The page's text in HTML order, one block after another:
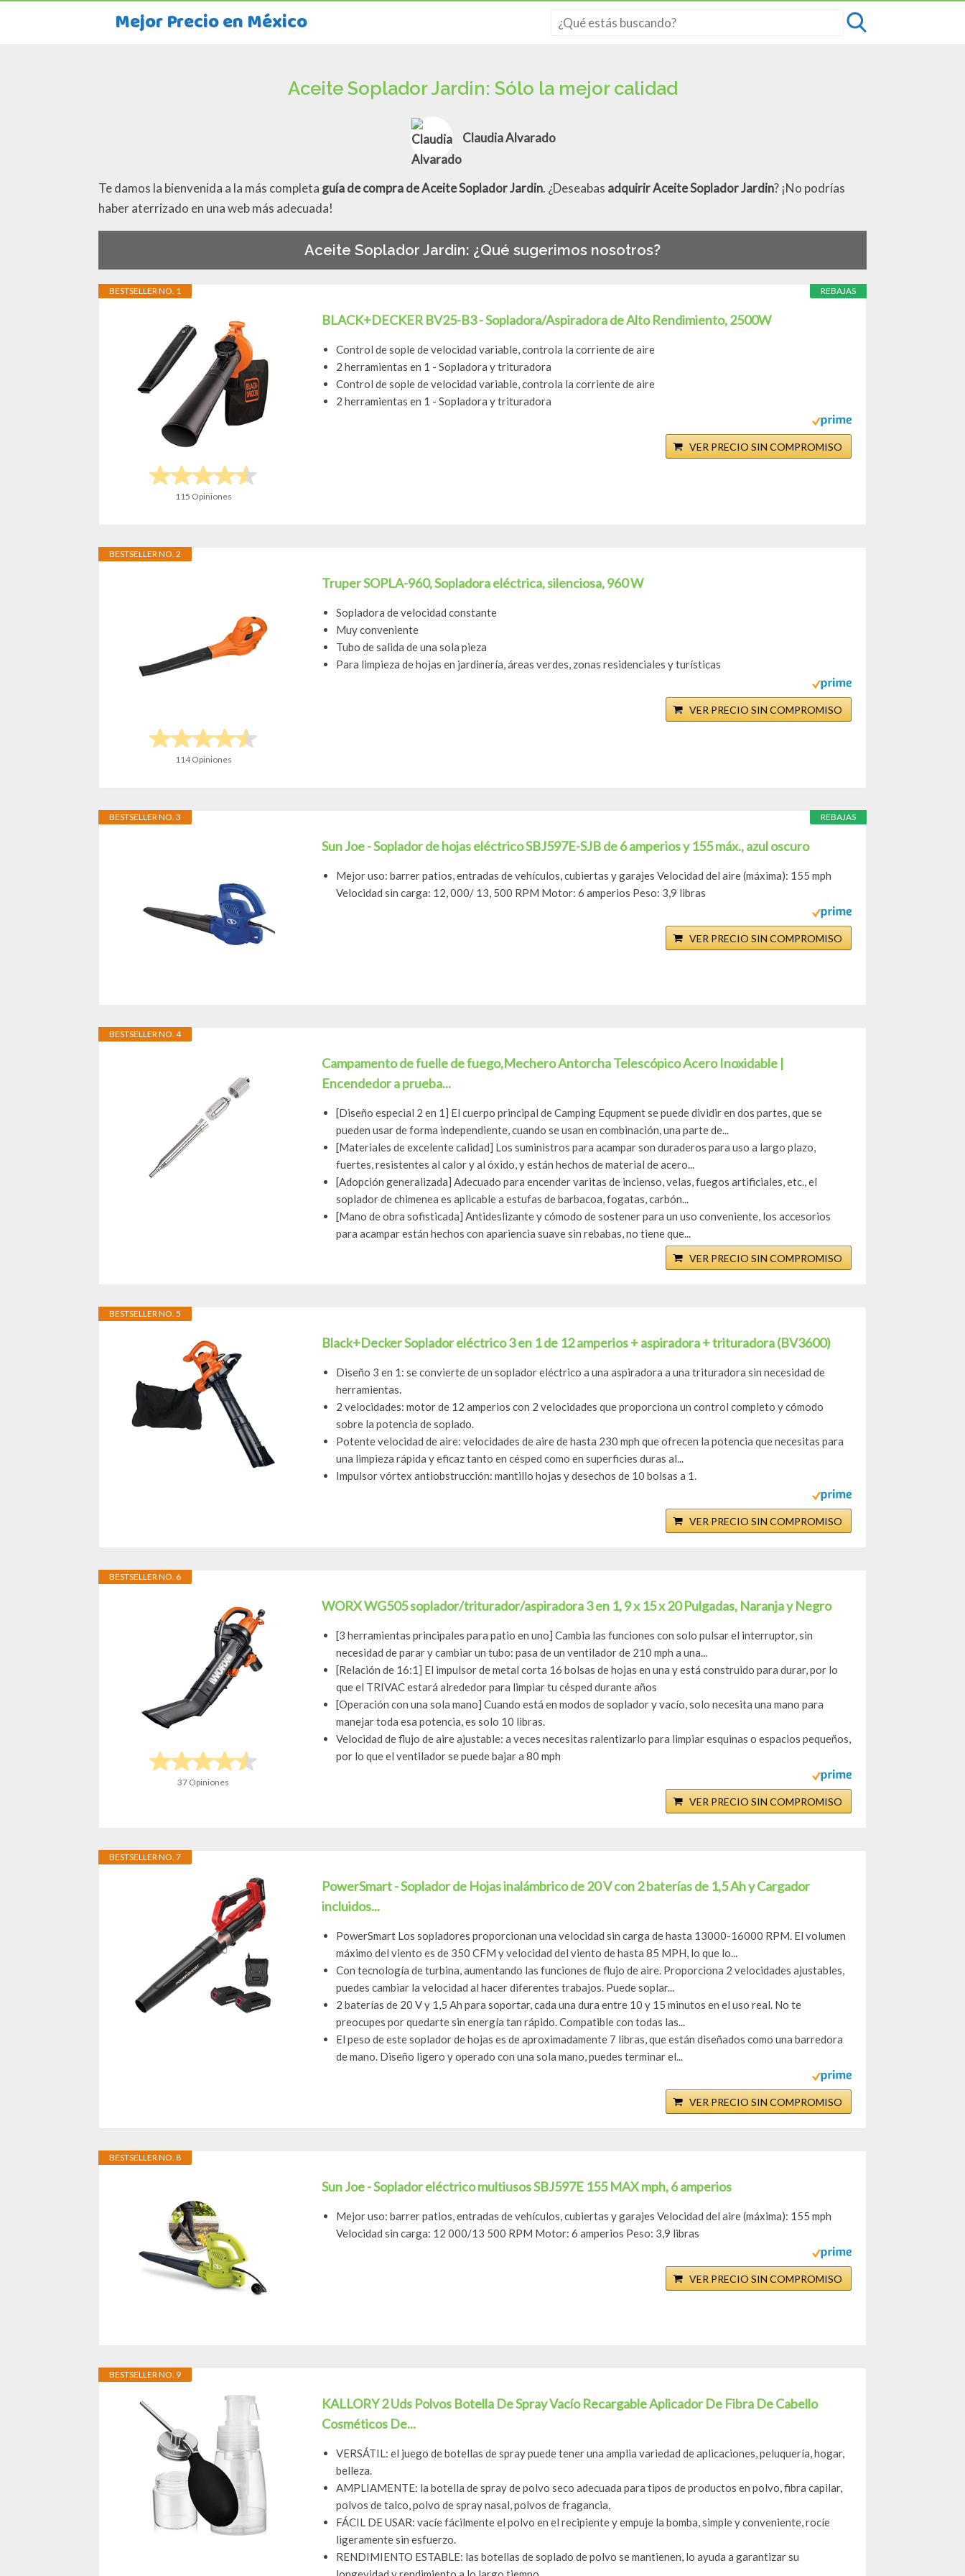
Mejor Precio en México
Aceite Soplador Jardin: Sólo la mejor calidad
Claudia Alvarado
Te damos la bienvenida a la más completa guía de compra de Aceite Soplador Jardin. ¿Deseabas adquirir Aceite Soplador Jardin? ¡No podrías
haber aterrizado en una web más adecuada!
Aceite Soplador Jardin: ¿Qué sugerimos nosotros?
REBAJAS
BESTSELLER NO. 1
115 Opiniones
BLACK+DECKER BV25-B3 - Sopladora/Aspiradora de Alto Rendimiento, 2500W
Control de sople de velocidad variable, controla la corriente de aire
2 herramientas en 1 - Sopladora y trituradora
Control de sople de velocidad variable, controla la corriente de aire
2 herramientas en 1 - Sopladora y trituradora
VER PRECIO SIN COMPROMISO
BESTSELLER NO. 2
114 Opiniones
Truper SOPLA-960, Sopladora eléctrica, silenciosa, 960 W
Sopladora de velocidad constante
Muy conveniente
Tubo de salida de una sola pieza
Para limpieza de hojas en jardinería, áreas verdes, zonas residenciales y turísticas
VER PRECIO SIN COMPROMISO
REBAJAS
BESTSELLER NO. 3
Sun Joe - Soplador de hojas eléctrico SBJ597E-SJB de 6 amperios y 155 máx., azul oscuro
Mejor uso: barrer patios, entradas de vehículos, cubiertas y garajes Velocidad del aire (máxima): 155 mph
Velocidad sin carga: 12, 000/ 13, 500 RPM Motor: 6 amperios Peso: 3,9 libras
VER PRECIO SIN COMPROMISO
BESTSELLER NO. 4
Campamento de fuelle de fuego,Mechero Antorcha Telescópico Acero Inoxidable |
Encendedor a prueba...
[Diseño especial 2 en 1] El cuerpo principal de Camping Equpment se puede dividir en dos partes, que se
pueden usar de forma independiente, cuando se usan en combinación, una parte de...
[Materiales de excelente calidad] Los suministros para acampar son duraderos para uso a largo plazo,
fuertes, resistentes al calor y al óxido, y están hechos de material de acero...
[Adopción generalizada] Adecuado para encender varitas de incienso, velas, fuegos artificiales, etc., el
soplador de chimenea es aplicable a estufas de barbacoa, fogatas, carbón...
[Mano de obra sofisticada] Antideslizante y cómodo de sostener para un uso conveniente, los accesorios
para acampar están hechos con apariencia suave sin rebabas, no tiene que...
VER PRECIO SIN COMPROMISO
BESTSELLER NO. 5
Black+Decker Soplador eléctrico 3 en 1 de 12 amperios + aspiradora + trituradora (BV3600)
Diseño 3 en 1: se convierte de un soplador eléctrico a una aspiradora a una trituradora sin necesidad de
herramientas.
2 velocidades: motor de 12 amperios con 2 velocidades que proporciona un control completo y cómodo
sobre la potencia de soplado.
Potente velocidad de aire: velocidades de aire de hasta 230 mph que ofrecen la potencia que necesitas para
una limpieza rápida y eficaz tanto en césped como en superficies duras al...
Impulsor vórtex antiobstrucción: mantillo hojas y desechos de 10 bolsas a 1.
VER PRECIO SIN COMPROMISO
BESTSELLER NO. 6
37 Opiniones
WORX WG505 soplador/triturador/aspiradora 3 en 1, 9 x 15 x 20 Pulgadas, Naranja y Negro
[3 herramientas principales para patio en uno] Cambia las funciones con solo pulsar el interruptor, sin
necesidad de parar y cambiar un tubo: pasa de un ventilador de 210 mph a una...
[Relación de 16:1] El impulsor de metal corta 16 bolsas de hojas en una y está construido para durar, por lo
que el TRIVAC estará alrededor para limpiar tu césped durante años
[Operación con una sola mano] Cuando está en modos de soplador y vacío, solo necesita una mano para
manejar toda esa potencia, es solo 10 libras.
Velocidad de flujo de aire ajustable: a veces necesitas ralentizarlo para limpiar esquinas o espacios pequeños,
por lo que el ventilador se puede bajar a 80 mph
VER PRECIO SIN COMPROMISO
BESTSELLER NO. 7
PowerSmart - Soplador de Hojas inalámbrico de 20 V con 2 baterías de 1,5 Ah y Cargador
incluidos...
PowerSmart Los sopladores proporcionan una velocidad sin carga de hasta 13000-16000 RPM. El volumen
máximo del viento es de 350 CFM y velocidad del viento de hasta 85 MPH, lo que lo...
Con tecnología de turbina, aumentando las funciones de flujo de aire. Proporciona 2 velocidades ajustables,
puedes cambiar la velocidad al hacer diferentes trabajos. Puede soplar...
2 baterías de 20 V y 1,5 Ah para soportar, cada una dura entre 10 y 15 minutos en el uso real. No te
preocupes por quedarte sin energía tan rápido. Compatible con todas las...
El peso de este soplador de hojas es de aproximadamente 7 libras, que están diseñados como una barredora
de mano. Diseño ligero y operado con una sola mano, puedes terminar el...
VER PRECIO SIN COMPROMISO
BESTSELLER NO. 8
Sun Joe - Soplador eléctrico multiusos SBJ597E 155 MAX mph, 6 amperios
Mejor uso: barrer patios, entradas de vehículos, cubiertas y garajes Velocidad del aire (máxima): 155 mph
Velocidad sin carga: 12 000/13 500 RPM Motor: 6 amperios Peso: 3,9 libras
VER PRECIO SIN COMPROMISO
BESTSELLER NO. 9
KALLORY 2 Uds Polvos Botella De Spray Vacío Recargable Aplicador De Fibra De Cabello
Cosméticos De...
VERSÁTIL: el juego de botellas de spray puede tener una amplia variedad de aplicaciones, peluquería, hogar,
belleza.
AMPLIAMENTE: la botella de spray de polvo seco adecuada para tipos de productos en polvo, fibra capilar,
polvos de talco, polvo de spray nasal, polvos de fragancia,
FÁCIL DE USAR: vacíe fácilmente el polvo en el recipiente y empuje la bomba, simple y conveniente, rocíe
ligeramente sin esfuerzo.
RENDIMIENTO ESTABLE: las botellas de soplado de polvo se mantienen, lo ayuda a garantizar su